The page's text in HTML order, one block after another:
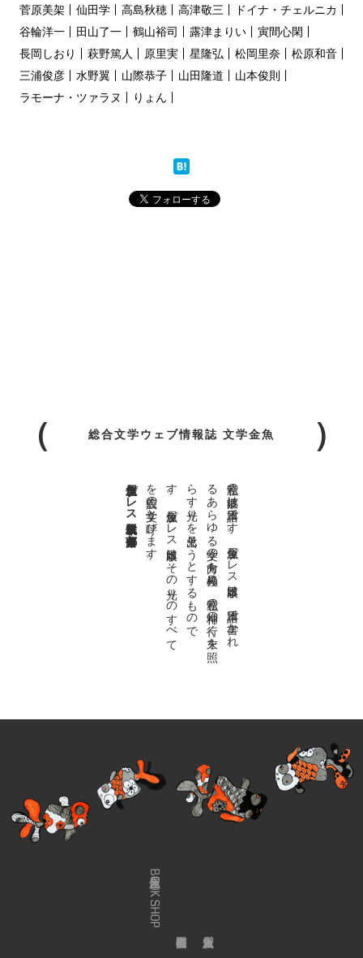
菅原美架
仙田学 高島秋穂 高津敬三
ドイナ・チェルニカ
谷輪洋一
田山了一 鶴山裕司 露津まりい
寅間心閑
長岡しおり
萩野篤人 原里実 星隆弘 松岡里奈
松原和音
三浦俊彦
水野翼 山際恭子 山田隆道
山本俊則
ラモーナ・ツァラヌ
りょん
総合文学ウェブ情報誌 文学金魚
私達の
故郷は
日本語で
す
。
金魚屋プ
レ
ス
日本版は
、
日本語で
書か
れ
る
あ
ら
ゆ
る
文学の
方向を
見極め
、
私達の
精神の
行く
末を
照
ら
す
光り
を
見出そ
う
と
す
る
も
の
で
す
。
金魚屋プ
レ
ス
日本版は
そ
の
光り
の
す
べ
て
を
広義の
文学と
呼び
ま
す
。
金魚屋プレス日本版代表 齋藤都
金魚屋BOOK SHOP